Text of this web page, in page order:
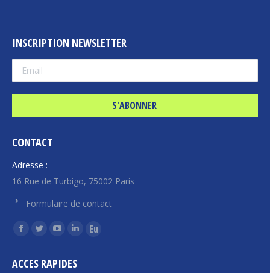
INSCRIPTION NEWSLETTER
CONTACT
Adresse :
16 Rue de Turbigo, 75002 Paris
Formulaire de contact
Trouvez nous sur :
La
Facebook
La
Twitter
La
YouTube
La
LinkedIn
La
ACCES RAPIDES